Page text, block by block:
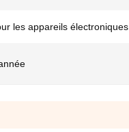
les appareils électroniques